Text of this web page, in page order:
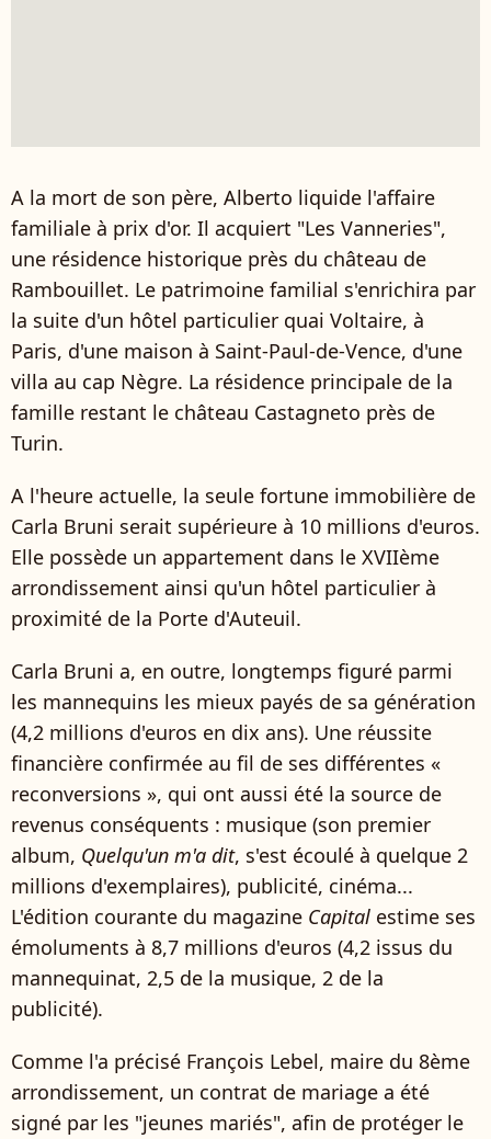
A la mort de son père, Alberto liquide l'affaire
familiale à prix d'or. Il acquiert "Les Vanneries",
une résidence historique près du château de
Rambouillet. Le patrimoine familial s'enrichira par
la suite d'un hôtel particulier quai Voltaire, à
Paris, d'une maison à Saint-Paul-de-Vence, d'une
villa au cap Nègre. La résidence principale de la
famille restant le château Castagneto près de
Turin.
A l'heure actuelle, la seule fortune immobilière de
Carla Bruni serait supérieure à 10 millions d'euros.
Elle possède un appartement dans le XVIIème
arrondissement ainsi qu'un hôtel particulier à
proximité de la Porte d'Auteuil.
Carla Bruni a, en outre, longtemps figuré parmi
les mannequins les mieux payés de sa génération
(4,2 millions d'euros en dix ans). Une réussite
financière confirmée au fil de ses différentes «
reconversions », qui ont aussi été la source de
revenus conséquents : musique (son premier
album, Quelqu'un m'a dit, s'est écoulé à quelque 2
millions d'exemplaires), publicité, cinéma...
L'édition courante du magazine Capital estime ses
émoluments à 8,7 millions d'euros (4,2 issus du
mannequinat, 2,5 de la musique, 2 de la
publicité).
Comme l'a précisé François Lebel, maire du 8ème
arrondissement, un contrat de mariage a été
signé par les "jeunes mariés", afin de protéger le